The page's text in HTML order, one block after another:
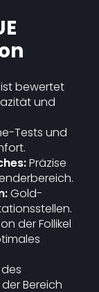
bewertet
und
Tests und
Präzise
Gold-
der Follikel
Bereich